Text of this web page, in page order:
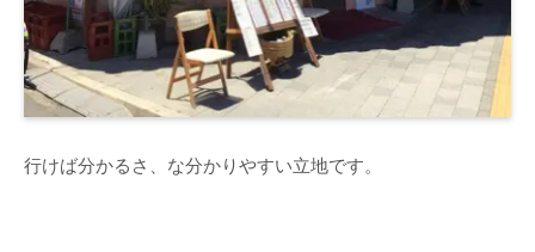
行けば分かるさ、な分かりやすい立地です。